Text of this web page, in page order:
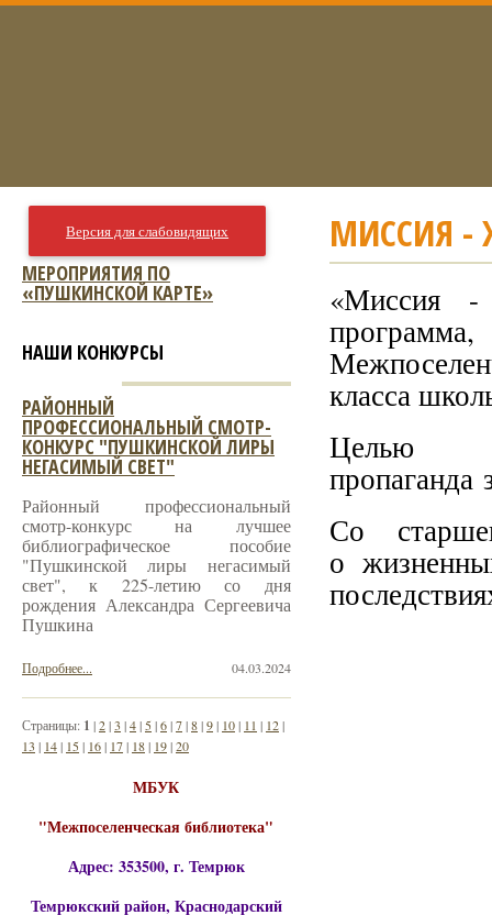
МИССИЯ -
«Миссия -
класса
пропаганда
Со
о
Версия для слабовидящих
МЕРОПРИЯТИЯ ПО
«ПУШКИНСКОЙ КАРТЕ»
НАШИ КОНКУРСЫ
РАЙОННЫЙ
ПРОФЕССИОНАЛЬНЫЙ СМОТР-
КОНКУРС "ПУШКИНСКОЙ ЛИРЫ
НЕГАСИМЫЙ СВЕТ"
Районный профессиональный
смотр-конкурс на лучшее
библиографическое пособие
"Пушкинской лиры негасимый
свет", к 225-летию со дня
рождения Александра Сергеевича
Пушкина
04.03.2024
Подробнее...
Страницы: 1 |2|3 |4| 5|6|7|8|9| 10| 11 | 12|
13 | 14| 15| 16| 17| 18| 19|20
МБУК
"Межпоселенческая библиотека"
Адрес: 353500, г. Темрюк
Темрюкский район, Краснодарский